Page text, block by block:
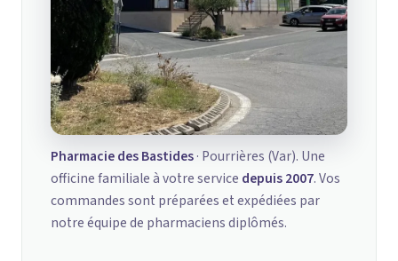
Pharmacie des Bastides· Pourrières (Var). Une
officine familiale à votre service depuis 2007. Vos
commandes sont préparées et expédiées par
notre équipe de pharmaciens diplômés.